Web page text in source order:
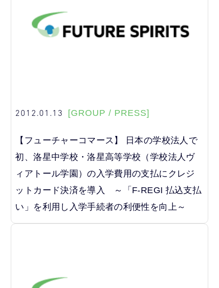
2012.01.13 [GROUP / PRESS]
【フューチャーコマース】 日本の学校法人で
初、洛星中学校・洛星高等学校（学校法人ヴ
ィアトール学園）の入学費用の支払にクレジ
ットカード決済を導入 ～「F-REGI 払込支払
い」を利用し入学手続者の利便性を向上～